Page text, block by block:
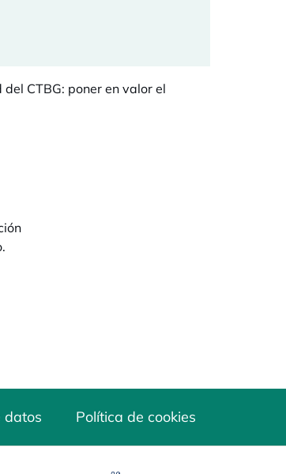
CTBG: poner en valor el
datos Política de cookies